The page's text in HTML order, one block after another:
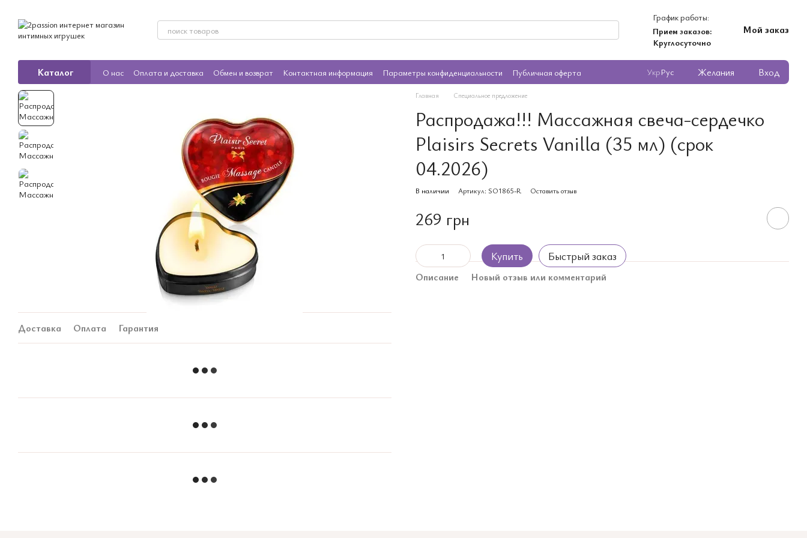
График работы:
Прием заказов:
Круглосуточно
Мой заказ
Каталог О нас Оплата и доставка Обмен и возврат Контактная информация Параметры конфиденциальности Публичная оферта УкрРус Желания Вход
Доставка Оплата Гарантия
Главная Специальное предложение
Распродажа!!! Массажная свеча-сердечко
Plaisirs Secrets Vanilla (35 мл) (срок
04.2026)
В наличии Артикул: SO1865-R Оставить отзыв
269 грн
Купить Быстрый заказ
Описание Новый отзыв или комментарий